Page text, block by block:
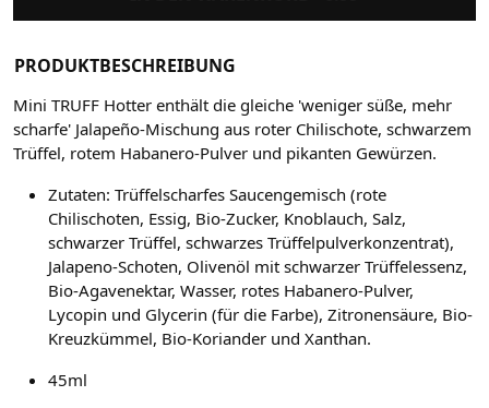
PRODUKTBESCHREIBUNG
Mini TRUFF Hotter enthält die gleiche 'weniger süße, mehr
scharfe' Jalapeño-Mischung aus roter Chilischote, schwarzem
Trüffel, rotem Habanero-Pulver und pikanten Gewürzen.
Zutaten: Trüffelscharfes Saucengemisch (rote
Chilischoten, Essig, Bio-Zucker, Knoblauch, Salz,
schwarzer Trüffel, schwarzes Trüffelpulverkonzentrat),
Jalapeno-Schoten, Olivenöl mit schwarzer Trüffelessenz,
Bio-Agavenektar, Wasser, rotes Habanero-Pulver,
Lycopin und Glycerin (für die Farbe), Zitronensäure, Bio-
Kreuzkümmel, Bio-Koriander und Xanthan.
45ml